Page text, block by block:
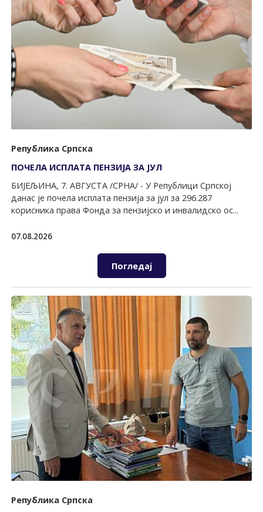
Република Српска
ПОЧЕЛА ИСПЛАТА ПЕНЗИЈА ЗА ЈУЛ
БИЈЕЉИНА, 7. АВГУСТА /СРНА/ - У Републици Српској
данас је почела исплата пензија за јул за 296.287
корисника права Фонда за пензијско и инвалидско ос...
07.08.2026
Погледај
Република Српска